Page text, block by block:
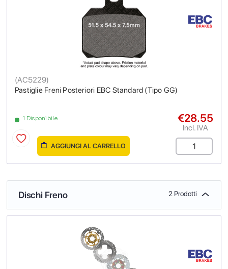
Pastiglie Freni Posteriori EBC Standard (Tipo GG)
(AC5229)
1 Disponibile €28.55
Incl. IVA
AGGIUNGI AL CARRELLO
Dischi Freno 2 Prodotti